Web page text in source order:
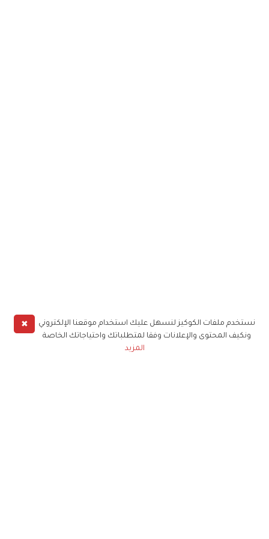
✖
نستخدم ملفات الكوكيز لنسهل عليك استخدام موقعنا الإلكتروني
ونكيف المحتوى والإعلانات وفقا لمتطلباتك واحتياجاتك الخاصة
المزيد